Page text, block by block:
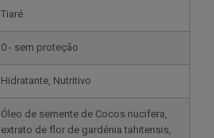
Tiaré
0 - sem proteção
Hidratante, Nutritivo
Óleo de semente de Cocos nucifera,
extrato de flor de gardénia tahitensis,